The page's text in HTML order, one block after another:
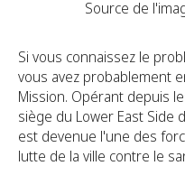
Source de
Si vous connaissez le
vous avez probablement
Mission. Opérant depuis
siège du Lower East Side
est devenue l'une des
lutte de la ville contre le